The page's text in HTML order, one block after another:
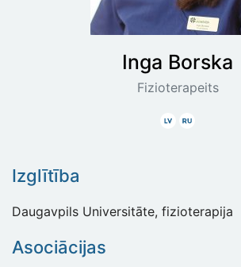
Inga Borska
Fizioterapeits
LatviskiKrieviski
Izglītība
Daugavpils Universitāte, fizioterapija
Asociācijas